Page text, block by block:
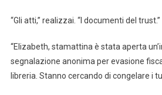
“Gli atti,” realizzai. “I documenti del trust.”
“Elizabeth, stamattina è stata aperta
segnalazione anonima per evasione
libreria. Stanno cercando di congelare i